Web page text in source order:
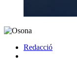
Redacció